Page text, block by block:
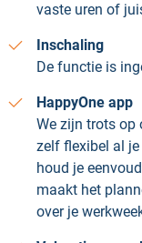
vaste uren of
Inschaling
De functie is
HappyOne app
We zijn trots op
zelf flexibel al
houd je
maakt het
over je